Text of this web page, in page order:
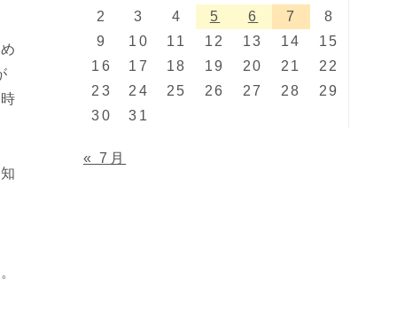
2
3 4 5 6 7
8
9
10 11 12 13 14
15
16
17 18 19 20 21
22
23
24 25 26 27 28
29
30
31
« 7月